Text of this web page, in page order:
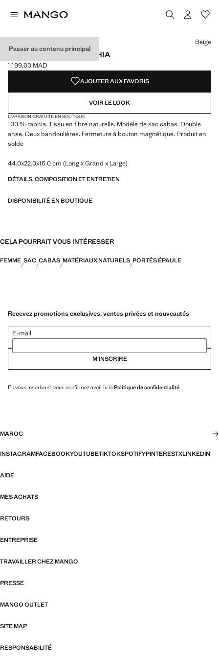
Passer au contenu principal
SAC CABAS 100 % RAPHIA
Prix actuel [1.199,00 MAD ]
1.199,00 MAD
Choisissez une couleur
Couleur Beige sélectionnée
Beige
AJOUTER AUX FAVORIS
VOIR LE LOOK
LIVRAISON GRATUITE EN BOUTIQUE
100 % raphia. Tissu en fibre naturelle. Modèle de sac cabas. Double
anse. Deux bandoulières. Fermeture à bouton magnétique. Produit en
solde
44.0x22.0x16.0 cm (Long x Grand x Large)
DÉTAILS, COMPOSITION ET ENTRETIEN
DISPONIBILITÉ EN BOUTIQUE
CELA POURRAIT VOUS INTÉRESSER
FEMME SAC CABAS MATÉRIAUX NATURELS PORTÉS ÉPAULE
Recevez promotions exclusives, ventes privées et nouveautés
E-mail
M’INSCRIRE
En vous inscrivant, vous confirmez avoir lu la Politique de confidentialité.
MAROC
INSTAGRAMFACEBOOKYOUTUBETIKTOKSPOTIFYPINTERESTXLINKEDIN
AIDE
MES ACHATS
RETOURS
ENTREPRISE
TRAVAILLER CHEZ MANGO
PRESSE
MANGO OUTLET
SITE MAP
RESPONSABILITÉ